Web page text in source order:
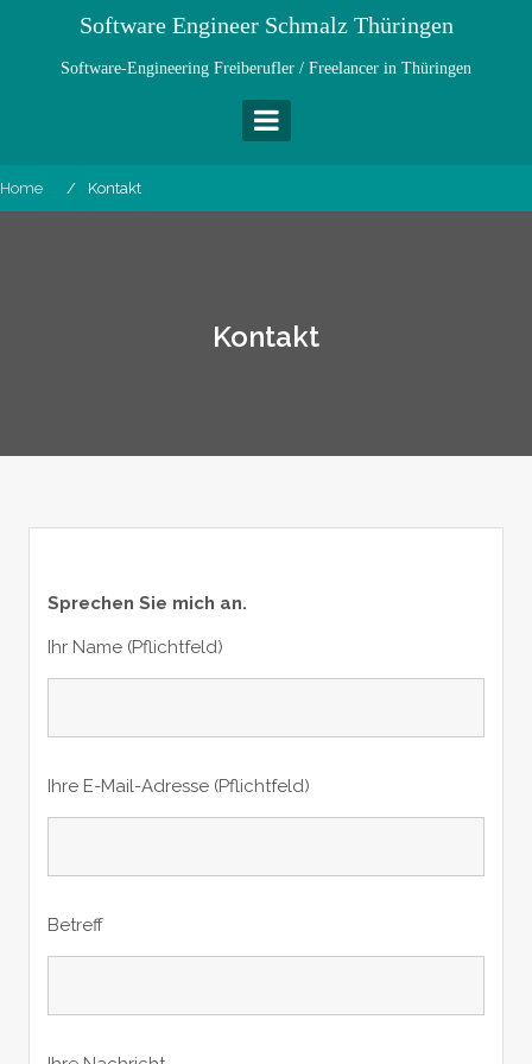
content
Software Engineer Schmalz Thüringen
Software-Engineering Freiberufler / Freelancer in Thüringen
Home Kontakt
Kontakt
Sprechen Sie mich an.
Ihr Name (Pflichtfeld)
Ihre E-Mail-Adresse (Pflichtfeld)
Betreff